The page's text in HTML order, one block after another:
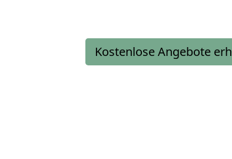
Kostenlose Angebote